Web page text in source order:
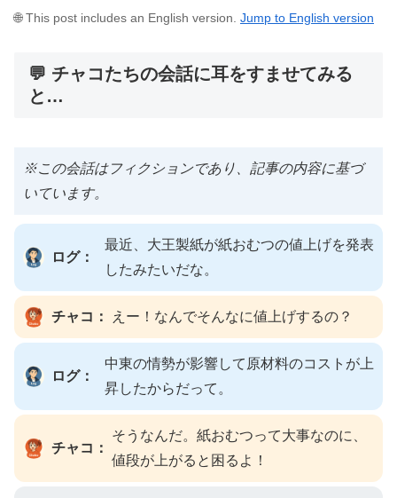
🌐 This post includes an English version. Jump to English version
💬 チャコたちの会話に耳をすませてみる
と…
※この会話はフィクションであり、記事の内容に基づ
いています。
ログ：
最近、大王製紙が紙おむつの値上げを発表
したみたいだな。
チャコ： えー！なんでそんなに値上げするの？
ログ：
中東の情勢が影響して原材料のコストが上
昇したからだって。
チャコ：
そうなんだ。紙おむつって大事なのに、
値段が上がると困るよ！